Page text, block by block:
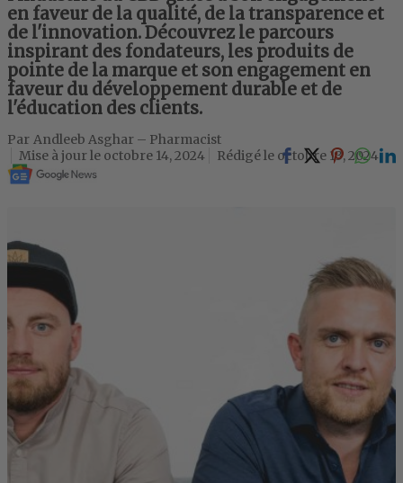
en faveur de la qualité, de la transparence et
de l'innovation. Découvrez le parcours
inspirant des fondateurs, les produits de
pointe de la marque et son engagement en
faveur du développement durable et de
l'éducation des clients.
Andleeb Asghar – Pharmacist
octobre 14, 2024
octobre 13, 2024